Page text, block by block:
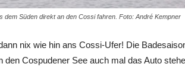
dem Süden direkt an den Cossi fahren. Foto: André Kempner
nix wie hin ans Cossi-Ufer! Die
den Cospudener See auch mal das Auto